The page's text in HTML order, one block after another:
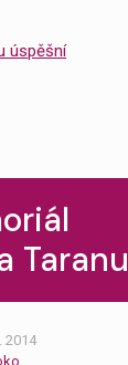
úspěšní
Taranu
2014